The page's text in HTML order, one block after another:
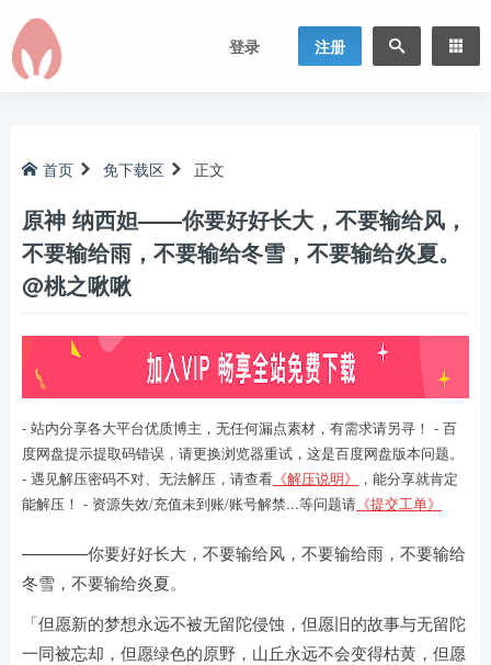
登录 注册
首页 免下载区 正文
原神 纳西妲——你要好好长大，不要输给风，
不要输给雨，不要输给冬雪，不要输给炎夏。
@桃之啾啾
- 站内分享各大平台优质博主，无任何漏点素材，有需求请另寻！ - 百
度网盘提示提取码错误，请更换浏览器重试，这是百度网盘版本问题。
- 遇见解压密码不对、无法解压，请查看 《解压说明》
，能分享就肯定
能解压！ - 资源失效/充值未到账/账号解禁...等问题请 《提交工单》
————你要好好长大，不要输给风，不要输给雨，不要输给
冬雪，不要输给炎夏。
「但愿新的梦想永远不被无留陀侵蚀，但愿旧的故事与无留陀
一同被忘却，但愿绿色的原野，山丘永远不会变得枯黄，但愿